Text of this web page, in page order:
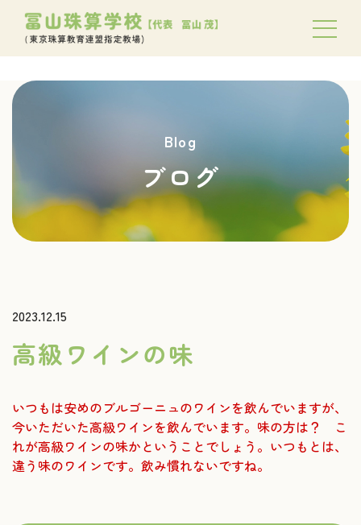
Blog
ブログ
2023.12.15
高級ワインの味
いつもは安めのブルゴーニュのワインを飲んでいますが、
今いただいた高級ワインを飲んでいます。味の方は？ こ
れが高級ワインの味かということでしょう。いつもとは、
違う味のワインです。飲み慣れないですね。